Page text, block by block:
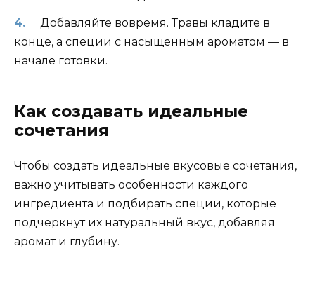
Добавляйте вовремя. Травы кладите в
конце, а специи с насыщенным ароматом — в
начале готовки.
Как создавать идеальные
сочетания
Чтобы создать идеальные вкусовые сочетания,
важно учитывать особенности каждого
ингредиента и подбирать специи, которые
подчеркнут их натуральный вкус, добавляя
аромат и глубину.